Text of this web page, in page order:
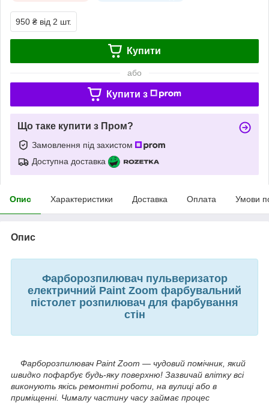
950 ₴ від 2 шт.
Купити
або
Купити з
Що таке купити з Пром?
Замовлення під захистом
Доступна доставка
Опис Характеристики Доставка Оплата Умови
Опис
Фарборозпилювач пульверизатор
електричний Paint Zoom фарбувальний
пістолет розпилювач для фарбування
стін
Фарборозпилювач Paint Zoom — чудовий помічник, який
швидко пофарбує будь-яку поверхню! Зазвичай влітку всі
виконують якісь ремонтні роботи, на вулиці або в
приміщенні. Чималу частину часу займає процес